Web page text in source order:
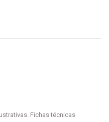
Fichas técnicas